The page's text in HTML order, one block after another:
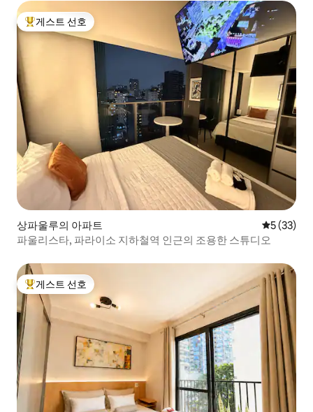
상위 게스트 선호
게스트 선호
상파울루의 아파트 평점 5점
5 (33)
파울리스타, 파라이소 지하철역 인근의 조용한 스튜디오
상위 게스트 선호
게스트 선호